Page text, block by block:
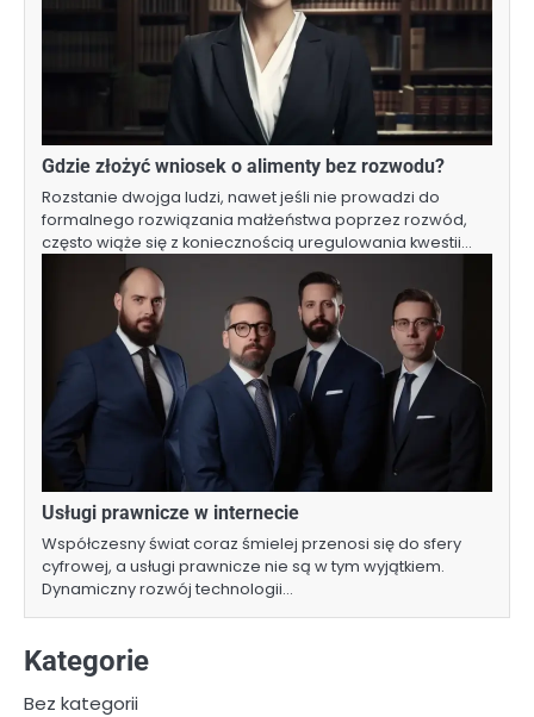
Gdzie złożyć wniosek o alimenty bez rozwodu?
Rozstanie dwojga ludzi, nawet jeśli nie prowadzi do
formalnego rozwiązania małżeństwa poprzez rozwód,
często wiąże się z koniecznością uregulowania kwestii…
Usługi prawnicze w internecie
Współczesny świat coraz śmielej przenosi się do sfery
cyfrowej, a usługi prawnicze nie są w tym wyjątkiem.
Dynamiczny rozwój technologii…
Kategorie
Bez kategorii